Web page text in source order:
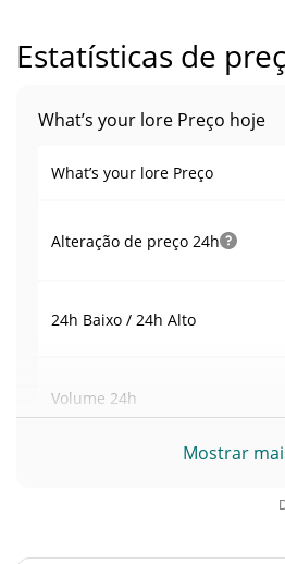
Estatísticas de
What’s your lore Preço hoje
What’s your lore Preço
Alteração de preço 24h
24h Baixo / 24h Alto
Volume 24h
Volume / Limite de
Mostrar